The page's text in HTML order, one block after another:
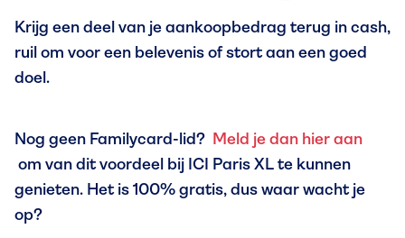
Krijg een deel van je aankoopbedrag terug in cash,
ruil om voor een belevenis of stort aan een goed
doel.
Nog geen Familycard-lid? Meld je dan hier aan
om van dit voordeel bij ICI Paris XL te kunnen
genieten. Het is 100% gratis, dus waar wacht je
op?